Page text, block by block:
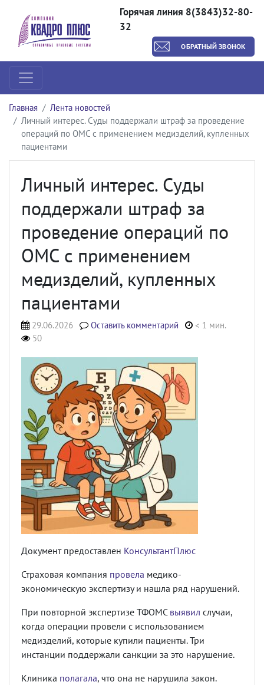
Горячая линия 8(3843)32-80-
32
ОБРАТНЫЙ ЗВОНОК
Главная
Лента новостей
Личный интерес. Суды поддержали штраф за проведение
операций по ОМС с применением медизделий, купленных
пациентами
Личный интерес. Суды
поддержали штраф за
проведение операций по
ОМС с применением
медизделий, купленных
пациентами
29.06.2026 Оставить комментарий
< 1 мин.
50
Документ предоставлен КонсультантПлюс
Страховая компания провела медико-
экономическую экспертизу и нашла ряд нарушений.
При повторной экспертизе ТФОМС выявил случаи,
когда операции провели с использованием
медизделий, которые купили пациенты. Три
инстанции поддержали санкции за это нарушение.
Клиника полагала, что она не нарушила закон.